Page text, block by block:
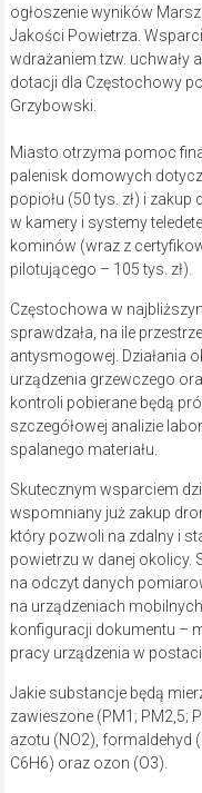
ogłoszenie wyników
Jakości Powietrza.
wdrażaniem tzw. uchwały
dotacji dla Częstochowy
Grzybowski.
Miasto otrzyma pomoc
palenisk domowych
popiołu (50 tys. zł) i
w kamery i systemy
kominów (wraz z
pilotującego – 105 tys. zł).
Częstochowa w
sprawdzała, na ile
antysmogowej. Działania
urządzenia grzewczego
kontroli pobierane będą
szczegółowej analizie
spalanego materiału.
Skutecznym wsparciem
wspomniany już zakup
który pozwoli na zdalny i
powietrzu w danej okolicy.
na odczyt danych
na urządzeniach
konfiguracji dokumentu –
pracy urządzenia w
Jakie substancje będą
zawieszone (PM1; PM2,5;
azotu (NO2), formaldehyd
C6H6) oraz ozon (O3).